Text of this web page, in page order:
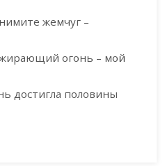
жемчуг –
огонь – мой
достигла половины